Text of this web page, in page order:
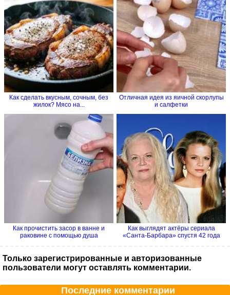
Как сделать вкусным, сочным, без
жилок? Мясо на...
Отличная идея из яичной скорлупы
и салфетки
Как прочистить засор в ванне и
раковине с помощью душа
Как выглядят актёры сериала
«Санта-Барбара» спустя 42 года
Только зарегистрированные и авторизованные
пользователи могут оставлять комментарии.
Последние комментарии